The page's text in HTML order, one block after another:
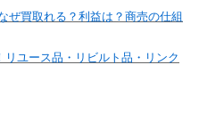
ぜ買取れる？利益は？商売の仕組
ユース品・リビルト品・リンク